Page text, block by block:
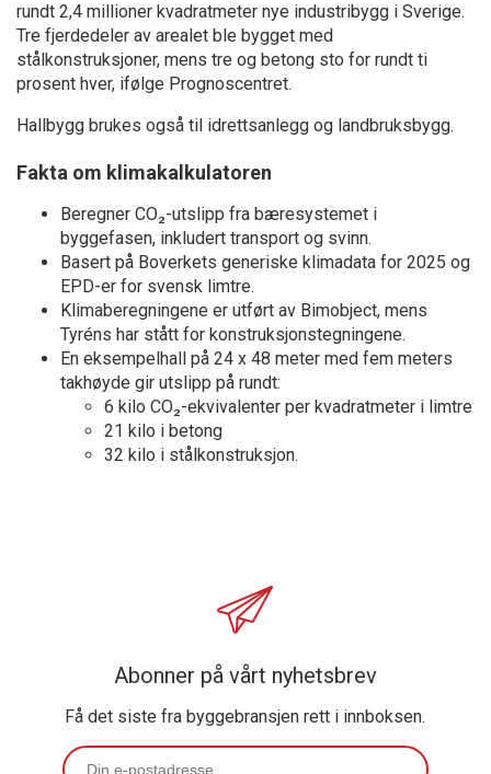
rundt 2,4 millioner kvadratmeter nye industribygg i Sverige.
Tre fjerdedeler av arealet ble bygget med
stålkonstruksjoner, mens tre og betong sto for rundt ti
prosent hver, ifølge Prognoscentret.
Hallbygg brukes også til idrettsanlegg og landbruksbygg.
Fakta om klimakalkulatoren
Beregner CO₂-utslipp fra bæresystemet i
byggefasen, inkludert transport og svinn.
Basert på Boverkets generiske klimadata for 2025 og
EPD-er for svensk limtre.
Klimaberegningene er utført av Bimobject, mens
Tyréns har stått for konstruksjonstegningene.
En eksempelhall på 24 x 48 meter med fem meters
takhøyde gir utslipp på rundt:
6 kilo CO₂-ekvivalenter per kvadratmeter i limtre
21 kilo i betong
32 kilo i stålkonstruksjon.
Abonner på vårt nyhetsbrev
Få det siste fra byggebransjen rett i innboksen.